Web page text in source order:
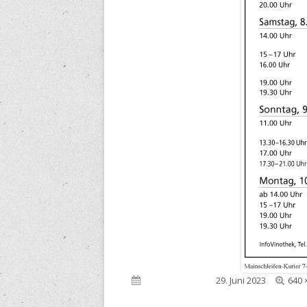
Veröffentlicht am29. Juni 2023
Volle
640